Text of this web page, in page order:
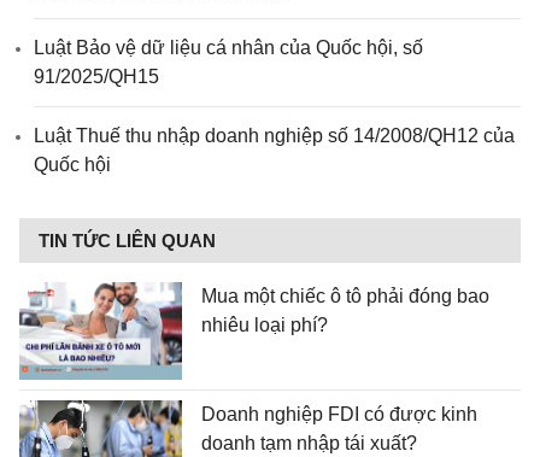
Luật Bảo vệ dữ liệu cá nhân của Quốc hội, số
91/2025/QH15
Luật Thuế thu nhập doanh nghiệp số 14/2008/QH12 của
Quốc hội
TIN TỨC LIÊN QUAN
Mua một chiếc ô tô phải đóng bao
nhiêu loại phí?
Doanh nghiệp FDI có được kinh
doanh tạm nhập tái xuất?